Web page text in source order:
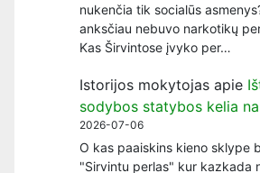
nukenčia tik socialūs
anksčiau nebuvo narkotikų
Kas Širvintose įvyko per…
Istorijos mokytojas apie
sodybos statybos kelia
2026-07-06
O kas paaiskins kieno sklype
"Sirvintu perlas" kur kazkada